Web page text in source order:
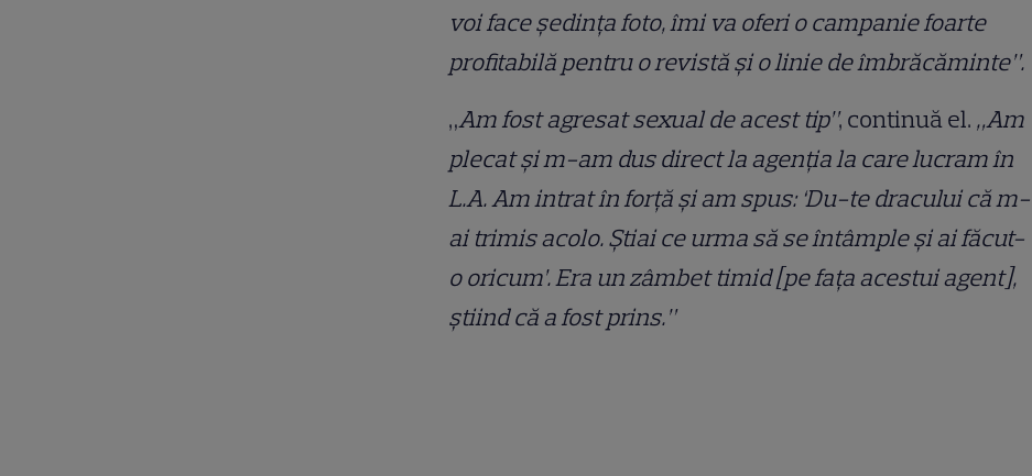
voi face ședința foto, îmi va oferi o campanie foarte
profitabilă pentru o revistă și o linie de îmbrăcăminte”.
„Am fost agresat sexual de acest tip”, continuă el. „Am
plecat și m-am dus direct la agenția la care lucram în
L.A. Am intrat în forță și am spus: ‘Du-te dracului că m-
ai trimis acolo. Știai ce urma să se întâmple și ai făcut-
o oricum’. Era un zâmbet timid [pe fața acestui agent],
știind că a fost prins.”